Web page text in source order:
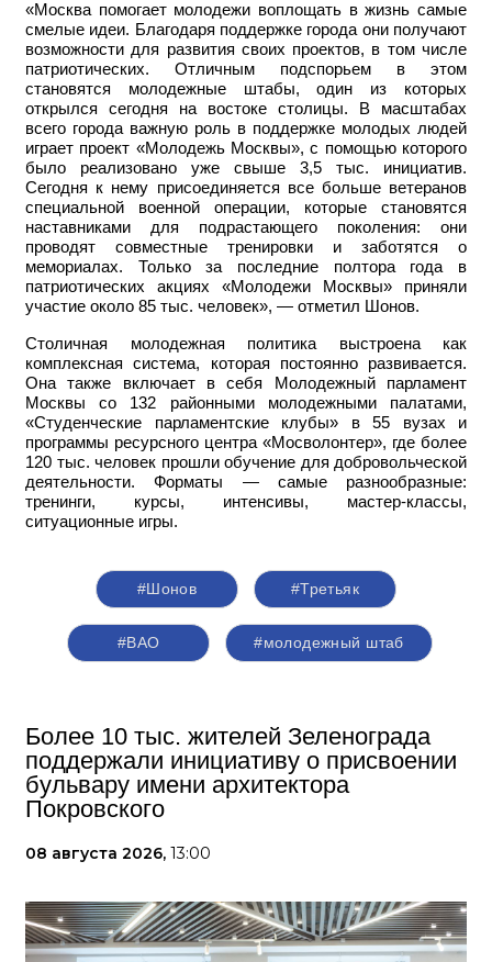
«Москва помогает молодежи воплощать в жизнь самые
смелые идеи. Благодаря поддержке города они получают
возможности для развития своих проектов, в том числе
патриотических. Отличным подспорьем в этом
становятся молодежные штабы, один из которых
открылся сегодня на востоке столицы. В масштабах
всего города важную роль в поддержке молодых людей
играет проект «Молодежь Москвы», с помощью которого
было реализовано уже свыше 3,5 тыс. инициатив.
Сегодня к нему присоединяется все больше ветеранов
специальной военной операции, которые становятся
наставниками для подрастающего поколения: они
проводят совместные тренировки и заботятся о
мемориалах. Только за последние полтора года в
патриотических акциях «Молодежи Москвы» приняли
участие около 85 тыс. человек», — отметил Шонов.
Столичная молодежная политика выстроена как
комплексная система, которая постоянно развивается.
Она также включает в себя Молодежный парламент
Москвы со 132 районными молодежными палатами,
«Студенческие парламентские клубы» в 55 вузах и
программы ресурсного центра «Мосволонтер», где более
120 тыс. человек прошли обучение для добровольческой
деятельности. Форматы — самые разнообразные:
тренинги, курсы, интенсивы, мастер-классы,
ситуационные игры.
#Шонов #Третьяк
#ВАО #молодежный штаб
Более 10 тыс. жителей Зеленограда
поддержали инициативу о присвоении
бульвару имени архитектора
Покровского
08 августа 2026, 13:00